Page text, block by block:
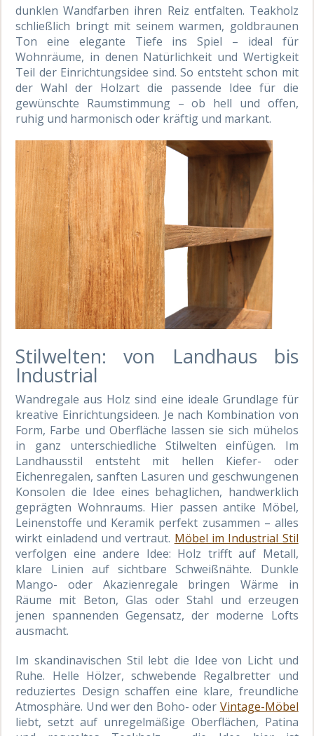
dunklen Wandfarben ihren Reiz entfalten. Teakholz
schließlich bringt mit seinem warmen, goldbraunen
Ton eine elegante Tiefe ins Spiel – ideal für
Wohnräume, in denen Natürlichkeit und Wertigkeit
Teil der Einrichtungsidee sind. So entsteht schon mit
der Wahl der Holzart die passende Idee für die
gewünschte Raumstimmung – ob hell und offen,
ruhig und harmonisch oder kräftig und markant.
Stilwelten: von Landhaus bis
Industrial
Wandregale aus Holz sind eine ideale Grundlage für
kreative Einrichtungsideen. Je nach Kombination von
Form, Farbe und Oberfläche lassen sie sich mühelos
in ganz unterschiedliche Stilwelten einfügen. Im
Landhausstil entsteht mit hellen Kiefer- oder
Eichenregalen, sanften Lasuren und geschwungenen
Konsolen die Idee eines behaglichen, handwerklich
geprägten Wohnraums. Hier passen antike Möbel,
Leinenstoffe und Keramik perfekt zusammen – alles
wirkt einladend und vertraut. Möbel im Industrial Stil
verfolgen eine andere Idee: Holz trifft auf Metall,
klare Linien auf sichtbare Schweißnähte. Dunkle
Mango- oder Akazienregale bringen Wärme in
Räume mit Beton, Glas oder Stahl und erzeugen
jenen spannenden Gegensatz, der moderne Lofts
ausmacht.
Im skandinavischen Stil lebt die Idee von Licht und
Ruhe. Helle Hölzer, schwebende Regalbretter und
reduziertes Design schaffen eine klare, freundliche
Atmosphäre. Und wer den Boho- oder Vintage-Möbel
liebt, setzt auf unregelmäßige Oberflächen, Patina